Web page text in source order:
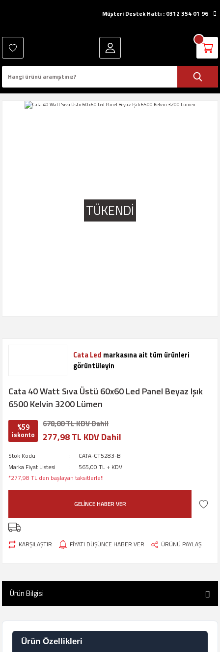
Müşteri Destek Hattı : 0312 354 01 96
TÜKENDİ
Cata Led markasına ait tüm ürünleri
görüntüleyin
Cata 40 Watt Sıva Üstü 60x60 Led Panel Beyaz Işık
6500 Kelvin 3200 Lümen
%59
iskonto
678,00 TL KDV Dahil
277,98 TL KDV Dahil
Stok Kodu
CATA-CT5283-B
Marka Fiyat Listesi
565,00 TL + KDV
*277,98 TL den başlayan taksitlerle!!
GELİNCE HABER VER
KARŞILAŞTIR FİYATI DÜŞÜNCE HABER VER ÜRÜNÜ PAYLAŞ
Ürün Bilgisi
Ürün Özellikleri